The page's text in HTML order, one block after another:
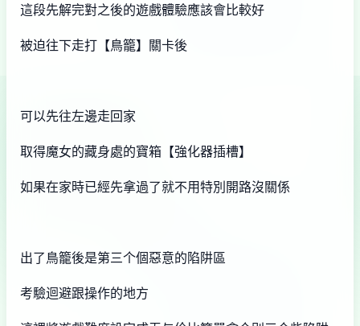
這段先解完對之後的遊戲體驗應該會比較好
被迫往下走打【鳥籠】關卡後
可以先往左邊走回家
取得魔女的藏身處的寶箱【強化器插槽】
如果在家時已經先拿過了就不用特別開路沒關係
出了鳥籠後是第三个個惡意的陷阱區
考驗迴避跟操作的地方